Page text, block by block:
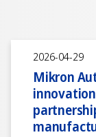
2026-04-29
Mikron